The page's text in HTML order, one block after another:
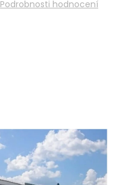
Podrobnosti hodnocení